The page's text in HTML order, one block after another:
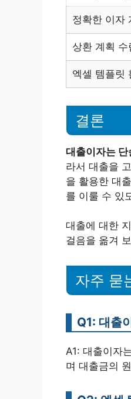
정확한 이자
상환 계획 수
엑셀 템플릿
결론
대출이자는
라서 대출을
을 활용한 대
를 이룰 수 있
대출에 대한
걸음을 옮겨
자주 묻
Q1: 대출
A1: 대출이자
며 대출금의